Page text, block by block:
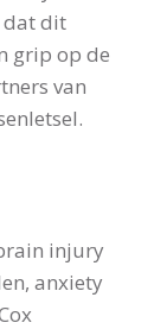
dat dit
grip op de
van
injury
anxiety